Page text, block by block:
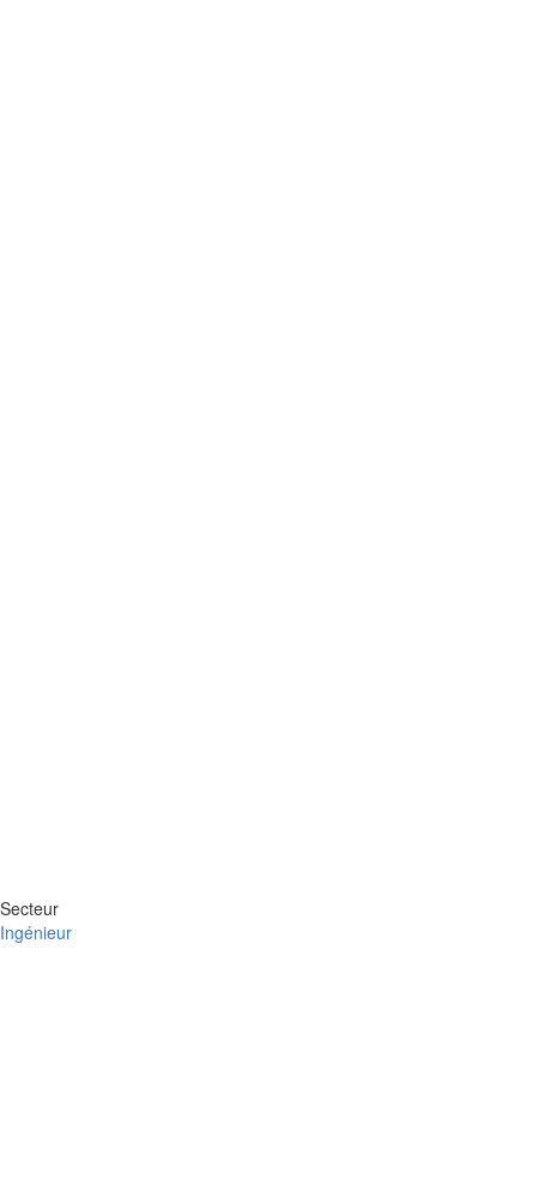
Secteur
Ingénieur